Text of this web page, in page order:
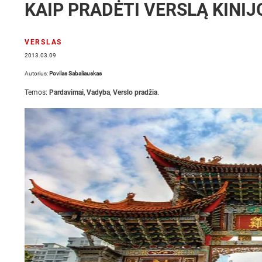
KAIP PRADĖTI VERSLĄ
VERSLAS
2013.03.09
Autorius: Povilas Sabaliauskas
Temos: Pardavimai, Vadyba, Verslo pradžia.